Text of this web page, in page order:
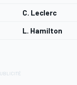
C. Leclerc
L. Hamilton